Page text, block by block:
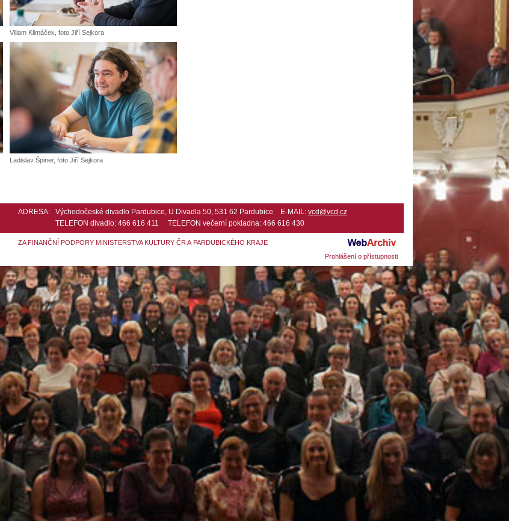
Viliam Klimáček, foto Jiří Sejkora
Ladislav Špiner, foto Jiří Sejkora
ADRESA: Východočeské divadlo Pardubice, U Divadla 50, 531 62 Pardubice E-MAIL: vcd@vcd.cz
TELEFON divadlo: 466 616 411 TELEFON večerní pokladna: 466 616 430
ZA FINANČNÍ PODPORY MINISTERSTVA KULTURY ČR A PARDUBICKÉHO KRAJE
Prohlášení o přístupnosti